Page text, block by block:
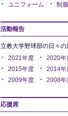
ユニフォーム
制服
活動報告
立教大学野球部の日々の
2021年度
2020年
2015年度
2014年
2009年度
2008年
応援席